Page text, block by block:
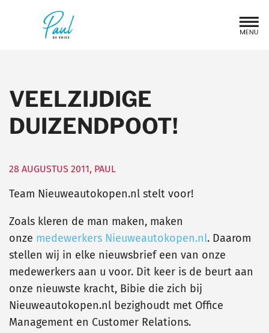
VEELZIJDIGE
DUIZENDPOOT!
28 AUGUSTUS 2011, PAUL
Team Nieuweautokopen.nl stelt voor!
Zoals kleren de man maken, maken
onze medewerkers Nieuweautokopen.nl. Daarom
stellen wij in elke nieuwsbrief een van onze
medewerkers aan u voor. Dit keer is de beurt aan
onze nieuwste kracht, Bibie die zich bij
Nieuweautokopen.nl bezighoudt met Office
Management en Customer Relations.